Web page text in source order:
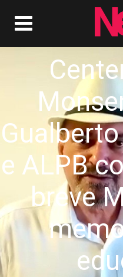
e ALPB
breve